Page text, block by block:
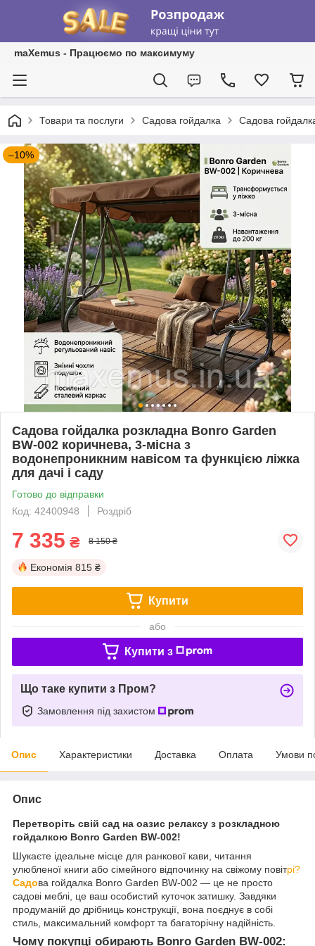
maXemus - Працюємо по максимуму
Товари та послуги Садова гойдалка Садова
–10%
Садова гойдалка розкладна Bonro Garden
BW-002 коричнева, 3-місна з
водонепроникним навісом та функцією ліжка
для дачі і саду
Готово до відправки
Код: 42400948
Роздріб
7 335 ₴ 8 150 ₴
Економія 815 ₴
Купити
або
Купити з
Що таке купити з Пром?
Замовлення під захистом
Опис Характеристики Доставка Оплата Умови
Опис
Перетворіть свій сад на оазис релаксу з розкладною
гойдалкою Bonro Garden BW-002!
Шукаєте ідеальне місце для ранкової кави, читання
улюбленої книги або сімейного відпочинку на свіжому повітрі?
Садова гойдалка Bonro Garden BW-002 — це не просто
садові меблі, це ваш особистий куточок затишку. Завдяки
продуманій до дрібниць конструкції, вона поєднує в собі
стиль, максимальний комфорт та багаторічну надійність.
Чому покупці обирають Bonro Garden BW-002: